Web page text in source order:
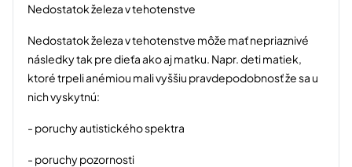
Nedostatok železa v tehotenstve
Nedostatok železa v tehotenstve môže mať nepriaznivé
následky tak pre dieťa ako aj matku. Napr. deti matiek,
ktoré trpeli anémiou mali vyššiu pravdepodobnosť že sa u
nich vyskytnú:
- poruchy autistického spektra
- poruchy pozornosti